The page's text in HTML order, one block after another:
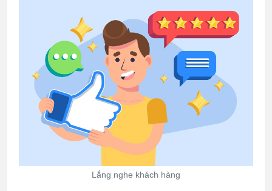
Lắng nghe khách hàng